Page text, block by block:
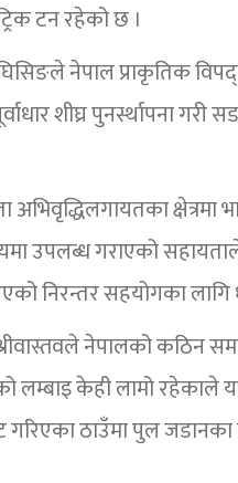
टन रहेको छ ।
घिसिङले नेपाल प्राकृतिक
शीघ्र पुनर्स्थापना
अभिवृद्धिलगायतका
उपलब्ध गराएको
निरन्तर सहयोगका लागि
नेपालको कठिन
लम्बाइ केही लामो
ठाउँमा पुल जडानका